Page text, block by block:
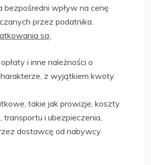
bezpośredni wpływ na cenę
przez podatnika.
są:
i inne należności o
z wyjątkiem kwoty
takie jak prowizje, koszty
transportu i ubezpieczenia,
dostawcę od nabywcy.